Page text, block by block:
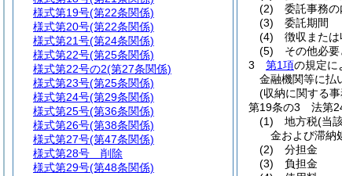
(2)
委託事務の
(3)
委託期間
(4)
徴収また
(5)
その他必
3
第1項の規定に
金融機関等に払
(収納に関する
第19条の3
法第
(1)
地方税(当
金および滞納
(2)
分担金
(3)
負担金
様式第19号(第22条関係)
様式第20号(第22条関係)
様式第21号(第24条関係)
様式第22号(第25条関係)
様式第22号の2(第27条関係)
様式第23号(第25条関係)
様式第24号(第29条関係)
様式第25号(第36条関係)
様式第26号(第38条関係)
様式第27号(第47条関係)
様式第28号 削除
様式第29号(第48条関係)